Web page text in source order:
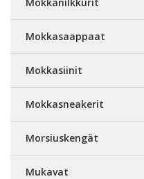
Mokkasaappaat
Mokkasiinit
Mokkasneakerit
Morsiuskengät
Mukavat